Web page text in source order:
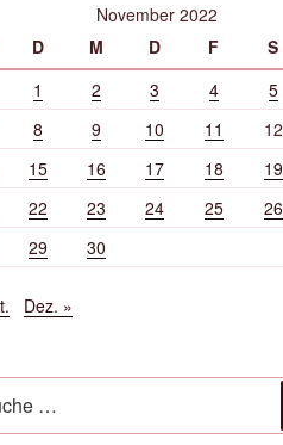
November 2022
D M D F S
1
2 3 4 5
8 9 10 11 12
15 16 17 18 19
22 23 24 25 26
29 30
Dez. »